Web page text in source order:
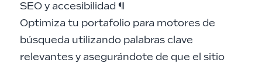
SEO y accesibilidad ¶
Optimiza tu portafolio para motores de
búsqueda utilizando palabras clave
relevantes y asegurándote de que el sitio